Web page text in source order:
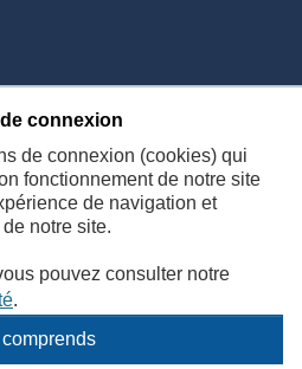
connexion
de connexion (cookies) qui
fonctionnement de notre site
de navigation et
notre site.
pouvez consulter notre
.
du site
Consignes de sécurité
du Québec,